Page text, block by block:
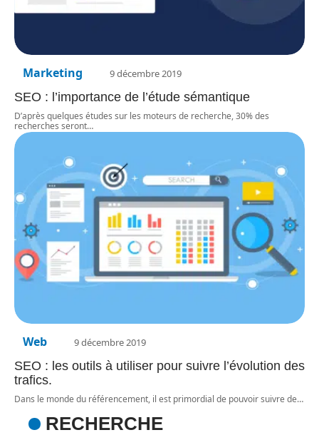
Marketing 9 décembre 2019
SEO : l’importance de l’étude sémantique
D’après quelques études sur les moteurs de recherche, 30% des
recherches seront…
Web 9 décembre 2019
SEO : les outils à utiliser pour suivre l’évolution des
trafics.
Dans le monde du référencement, il est primordial de pouvoir suivre de…
RECHERCHE